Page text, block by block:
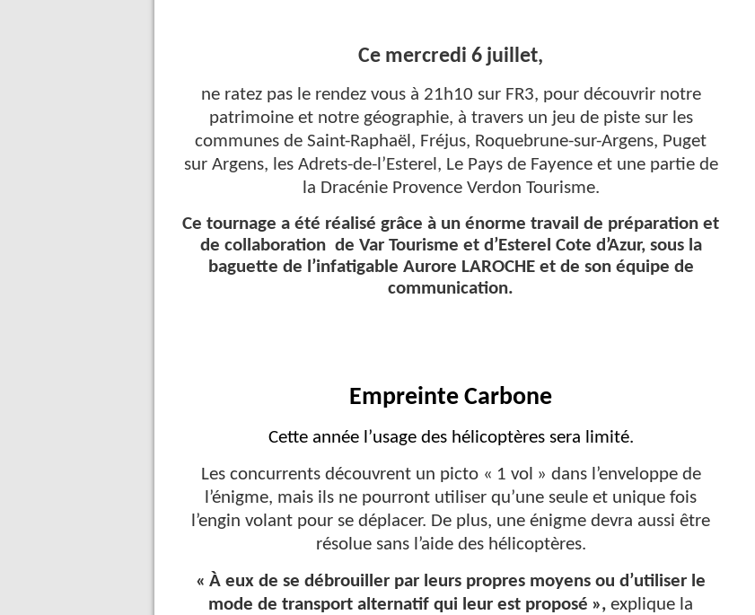
Ce mercredi 6 juillet,
ne ratez pas le rendez vous à 21h10 sur FR3, pour découvrir notre
patrimoine et notre géographie, à travers un jeu de piste sur les
communes de Saint-Raphaël, Fréjus, Roquebrune-sur-Argens, Puget
sur Argens, les Adrets-de-l’Esterel, Le Pays de Fayence et une partie de
la Dracénie Provence Verdon Tourisme.
Ce tournage a été réalisé grâce à un énorme travail de préparation et
de collaboration de Var Tourisme et d’Esterel Cote d’Azur, sous la
baguette de l’infatigable Aurore LAROCHE et de son équipe de
communication.
Empreinte Carbone
Cette année l’usage des hélicoptères sera limité.
Les concurrents découvrent un picto « 1 vol » dans l’enveloppe de
l’énigme, mais ils ne pourront utiliser qu’une seule et unique fois
l’engin volant pour se déplacer. De plus, une énigme devra aussi être
résolue sans l’aide des hélicoptères.
« À eux de se débrouiller par leurs propres moyens ou d’utiliser le
mode de transport alternatif qui leur est proposé », explique la